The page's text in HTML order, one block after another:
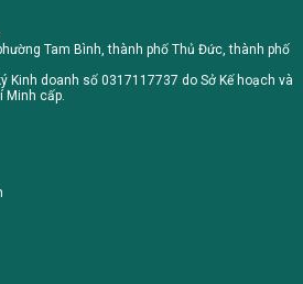
Tam Bình, thành phố Thủ Đức, thành phố
Kinh doanh số 0317117737 do Sở Kế hoạch và
Minh cấp.